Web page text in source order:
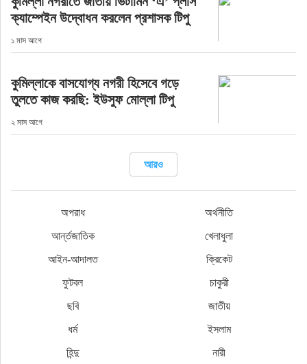
ক্যাম্পেইন উদ্বোধন করলেন প্রশাসক টিপু
১ মাস আগে
কুমিল্লাকে বাসযোগ্য নগরী হিসেবে গড়ে
তুলতে কাজ করছি: ইউসুফ মোল্লা টিপু
২ মাস আগে
আরও
অপরাধ
অর্থনীতি
আর্ন্তজাতিক
খেলাধুলা
আইন-আদালত
ক্রিকেট
ফুটবল
চাকুরী
ছবি
জাতীয়
ধর্ম
ইসলাম
হিন্দু
নারী